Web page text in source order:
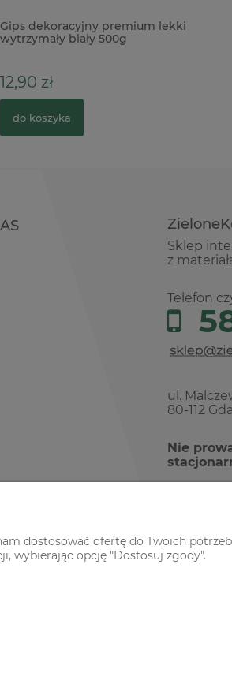
Gips dekoracyjny premium lekki
wytrzymały biały 500g
12,90 zł
do koszyka
Sklep
z
Telefon
ul.
80-112
Nie
dostosować ofertę do Twoich
wybierając opcję "Dostosuj zgody".